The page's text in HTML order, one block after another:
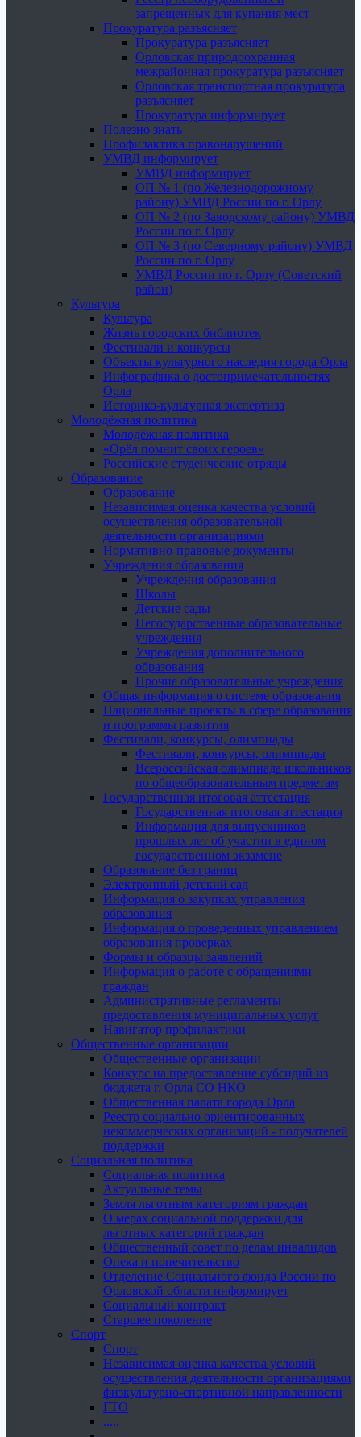
запрещенных для купания мест
Прокуратура разъясняет
Прокуратура разъясняет
Орловская природоохранная
межрайонная прокуратура разъясняет
Орловская транспортная прокуратура
разъясняет
Прокуратура информирует
Полезно знать
Профилактика правонарушений
УМВД информирует
УМВД информирует
ОП № 1 (по Железнодорожному
району) УМВД России по г. Орлу
ОП № 2 (по Заводскому району) УМВД
России по г. Орлу
ОП № 3 (по Северному району) УМВД
России по г. Орлу
УМВД России по г. Орлу (Советский
район)
Культура
Культура
Жизнь городских библиотек
Фестивали и конкурсы
Объекты культурного наследия города Орла
Инфографика о достопримечательностях
Орла
Историко-культурная экспертиза
Молодёжная политика
Молодёжная политика
«Орёл помнит своих героев»
Российские студенческие отряды
Образование
Образование
Независимая оценка качества условий
осуществления образовательной
деятельности организациями
Нормативно-правовые документы
Учреждения образования
Учреждения образования
Школы
Детские сады
Негосударственные образовательные
учреждения
Учреждения дополнительного
образования
Прочие образовательные учреждения
Общая информация о системе образования
Национальные проекты в сфере образования
и программы развития
Фестивали, конкурсы, олимпиады
Фестивали, конкурсы, олимпиады
Всероссийская олимпиада школьников
по общеобразовательным предметам
Государственная итоговая аттестация
Государственная итоговая аттестация
Информация для выпускников
прошлых лет об участии в едином
государственном экзамене
Образование без границ
Электронный детский сад
Информация о закупках управления
образования
Информация о проведенных управлением
образования проверках
Формы и образцы заявлений
Информация о работе с обращениями
граждан
Административные регламенты
предоставления муниципальных услуг
Навигатор профилактики
Общественные организации
Общественные организации
Конкурс на предоставление субсидий из
бюджета г. Орла СО НКО
Общественная палата города Орла
Реестр социально ориентированных
некоммерческих организаций - получателей
поддержки
Социальная политика
Социальная политика
Актуальные темы
Земля льготным категориям граждан
О мерах социальной поддержки для
льготных категорий граждан
Общественный совет по делам инвалидов
Опека и попечительство
Отделение Социального фонда России по
Орловской области информирует
Социальный контракт
Старшее поколение
Спорт
Спорт
Независимая оценка качества условий
осуществления деятельности организациями
физкультурно-спортивной направленности
ГТО
.....